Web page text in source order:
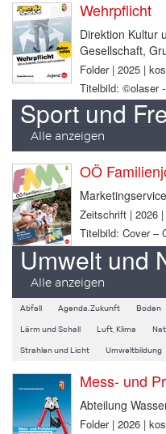
Wehrpflicht
Direktion Kultur
Gesellschaft,
Folder | 2025 |
Titelbild: ©olaser
Sport und
Alle anzeigen
OÖ
Zeitschrift | 2026
Titelbild: Cover –
Umwelt und
Alle anzeigen
Abfall Agenda.Zukunft Boden
Lärm und Schall Luft, Klima
Strahlen und Licht Umweltbildung
Mess- und
Abteilung
Folder | 2026 |